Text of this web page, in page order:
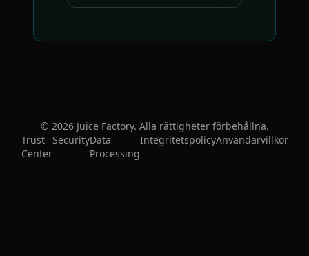
© 2026 Juice Factory. Alla rättigheter förbehållna.
Trust
Center
SecurityData
Processing
IntegritetspolicyAnvändarvillkor